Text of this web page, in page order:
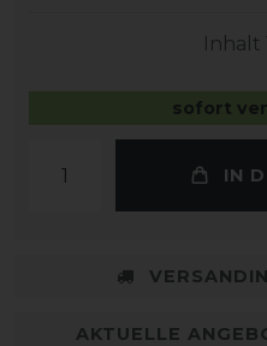
Inhalt
sofort
IN
AKTUELLE